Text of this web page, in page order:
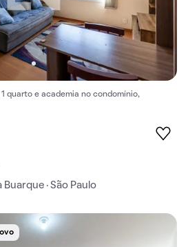
quarto e academia no condomínio,
· São Paulo